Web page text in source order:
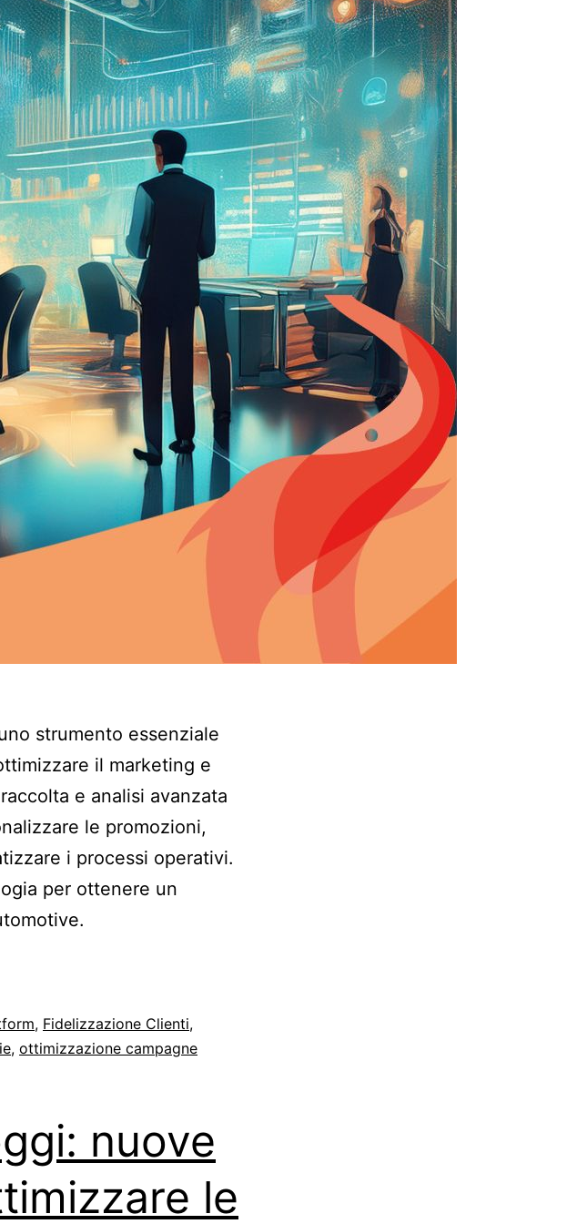
strumento essenziale
il marketing e
e analisi avanzata
le promozioni,
i processi operativi.
per ottenere un
, Fidelizzazione Clienti,
, ottimizzazione campagne
nuove
le